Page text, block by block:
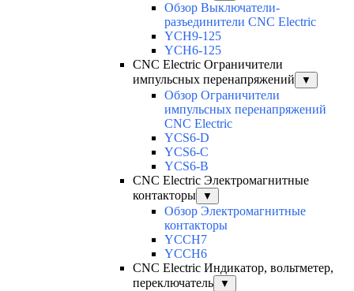
Обзор Выключатели-
разъединители CNC Electric
YCH9-125
YCH6-125
CNC Electric Ограничители
импульсных перенапряжений
▼
Обзор Ограничители
импульсных перенапряжений
CNC Electric
YCS6-D
YCS6-C
YCS6-B
CNC Electric Электромагнитные
контакторы
▼
Обзор Электромагнитные
контакторы
YCCH7
YCCH6
CNC Electric Индикатор, вольтметер,
переключатель
▼